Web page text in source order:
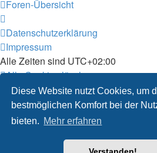
Diese Website nutzt Cookies, um
bestmöglichen Komfort bei der
bieten. Mehr erfahren
Foren-Übersicht
Datenschutzerklärung
Impressum
Alle Zeiten sind UTC+02:00
Alle Cookies löschen
Powered byphpBB® Forum
Deutsche Übersetzung durch
Datenschutz|Nutzungsbedingungen